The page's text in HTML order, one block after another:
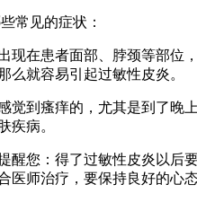
见的症状：
在患者面部、脖颈等部位，
么就容易引起过敏性皮炎。
到瘙痒的，尤其是到了晚上
疾病。
您：得了过敏性皮炎以后要
医师治疗，要保持良好的心